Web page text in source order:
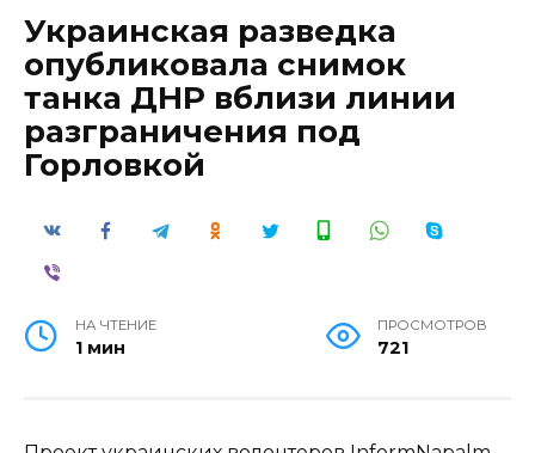
Украинская разведка
опубликовала снимок
танка ДНР вблизи линии
разграничения под
Горловкой
НА ЧТЕНИЕ
1 мин
ПРОСМОТРОВ
721